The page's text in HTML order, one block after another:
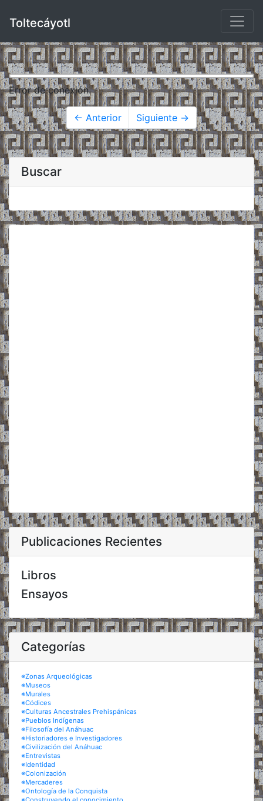
Toltecáyotl
Error de conexión.
← Anterior Siguiente →
Buscar
Publicaciones Recientes
Libros
Ensayos
Categorías
※Zonas Arqueológicas
※Museos
※Murales
※Códices
※Culturas Ancestrales Prehispánicas
※Pueblos Indígenas
※Filosofía del Anáhuac
※Historiadores e Investigadores
※Civilización del Anáhuac
※Entrevistas
※Identidad
※Colonización
※Mercaderes
※Ontología de la Conquista